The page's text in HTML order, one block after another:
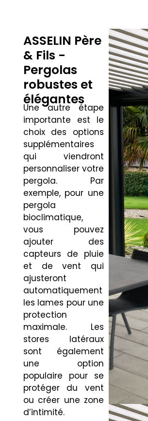
ASSELIN Père
& Fils -
Pergolas
robustes et
élégantes
Une autre étape
importante est le
choix des options
supplémentaires
qui viendront
personnaliser votre
pergola. Par
exemple, pour une
pergola
bioclimatique,
vous pouvez
ajouter des
capteurs de pluie
et de vent qui
ajusteront
automatiquement
les lames pour une
protection
maximale. Les
stores latéraux
sont également
une option
populaire pour se
protéger du vent
ou créer une zone
d’intimité.